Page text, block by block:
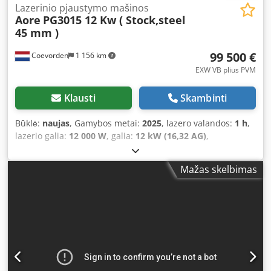
Coevorden 1 156 km
Lazerinio pjaustymo mašinos
Aore PG3015 12 Kw ( Stock,steel
45 mm )
99 500 €
EXW VB plius PVM
Klausti Skambinti
Būklė: naujas, Gamybos metai: 2025, lazero valandos: 1 h,
lazerio galia: 12 000 W, galia: 12 kW (16,32 AG),
Beschreibung AORE PG3015: (12 kW) Wir können diesen
Lasertyp ab (20 kW) liefern. Kompaktes Design mit
vollständigem Schutz (CE) Tischlänge: 3015 mm
erforderlich) - Hochintegriert, einfache Bedienung,
führende Technologie - Boci Autofokus-Schneidkopf -
Mažas skelbimas